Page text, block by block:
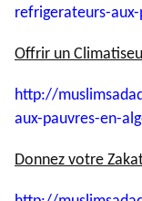
refrigerateurs-
Offrir un
http://
aux-pauvres-en-
Donnez votre